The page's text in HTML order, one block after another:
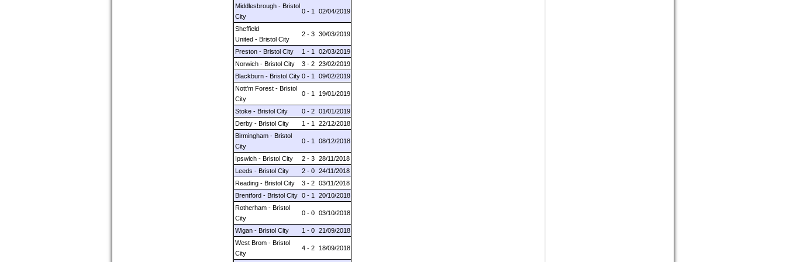
Middlesbrough - Bristol
City
0 - 1 02/04/2019
Sheffield
United - Bristol City
2 - 3 30/03/2019
Preston - Bristol City 1 - 1
02/03/2019
Norwich - Bristol City
3 - 2 23/02/2019
Blackburn - Bristol City 0 - 1
09/02/2019
Nott'm Forest - Bristol
City
0 - 1 19/01/2019
Stoke - Bristol City 0 - 2 01/01/2019
Derby - Bristol City
1 - 1
22/12/2018
Birmingham - Bristol
City
0 - 1 08/12/2018
Ipswich - Bristol City 2 - 3 28/11/2018
Leeds - Bristol City
2 - 0 24/11/2018
Reading - Bristol City
3 - 2 03/11/2018
Brentford - Bristol City 0 - 1
20/10/2018
Rotherham - Bristol
City
0 - 0 03/10/2018
Wigan - Bristol City 1 - 0 21/09/2018
West Brom - Bristol
City
4 - 2 18/09/2018